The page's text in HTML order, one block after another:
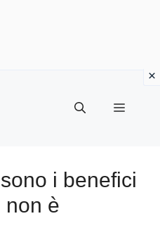
Menu
i benefici
non è